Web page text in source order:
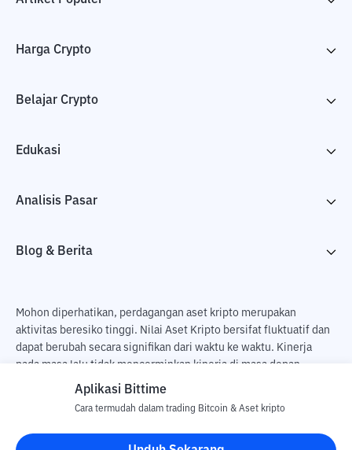
Harga Crypto
Belajar Crypto
Edukasi
Analisis Pasar
Blog & Berita
Mohon diperhatikan, perdagangan aset kripto merupakan
aktivitas beresiko tinggi. Nilai Aset Kripto bersifat fluktuatif dan
dapat berubah secara signifikan dari waktu ke waktu. Kinerja
pada masa lalu tidak mencerminkan kinerja di masa depan.
Terdapat risiko kehilangan sebagai dampak dari membeli dan
pengguna. PT Utama Aset Digital Indonesia (Bittime) tidak
bertanggung jawab atas perubahan fluktuasi dari nilai tukar Aset
Aplikasi Bittime
Cara termudah dalam trading Bitcoin & Aset kripto